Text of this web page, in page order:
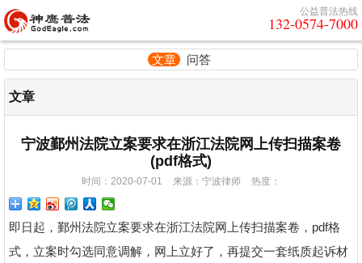
公益普法热线
132-0574-7000
文章 问答
文章
宁波鄞州法院立案要求在浙江法院网上传扫描案卷
(pdf格式)
时间：2020-07-01 来源：宁波律师 热度：
即日起，鄞州法院立案要求在浙江法院网上传扫描案卷，pdf格
式，立案时勾选同意调解，网上立好了，再提交一套纸质起诉材